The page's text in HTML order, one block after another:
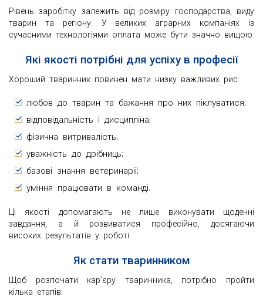
Рівень заробітку залежить від розміру господарства, виду
тварин та регіону. У великих аграрних компаніях із
сучасними технологіями оплата може бути значно вищою.
Які якості потрібні для успіху в професії
Хороший тваринник повинен мати низку важливих рис:
любов до тварин та бажання про них піклуватися;
відповідальність і дисципліна;
фізична витривалість;
уважність до дрібниць;
базові знання ветеринарії;
уміння працювати в команді.
Ці якості допомагають не лише виконувати щоденні
завдання, а й розвиватися професійно, досягаючи
високих результатів у роботі.
Як стати тваринником
Щоб розпочати кар’єру тваринника, потрібно пройти
кілька етапів: